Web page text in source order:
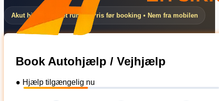
Akut hjælp døgnet rundt • Pris før booking • Nem fra mobilen
Book Autohjælp / Vejhjælp
● Hjælp tilgængelig nu